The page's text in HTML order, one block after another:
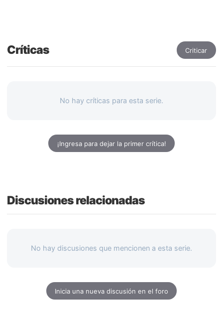
Críticas Criticar
No hay críticas para esta serie.
¡Ingresa para dejar la primer crítica!
Discusiones relacionadas
No hay discusiones que mencionen a esta serie.
Inicia una nueva discusión en el foro